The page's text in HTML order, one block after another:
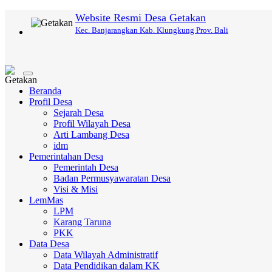
Website Resmi Desa Getakan
Kec. Banjarangkan Kab. Klungkung Prov. Bali
Toggle
navigation
Beranda
Profil Desa
Sejarah Desa
Profil Wilayah Desa
Arti Lambang Desa
idm
Pemerintahan Desa
Pemerintah Desa
Badan Permusyawaratan Desa
Visi & Misi
LemMas
LPM
Karang Taruna
PKK
Data Desa
Data Wilayah Administratif
Data Pendidikan dalam KK